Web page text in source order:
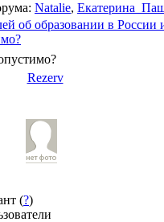
Natalie,
об образовании в России
Rezerv
(?)